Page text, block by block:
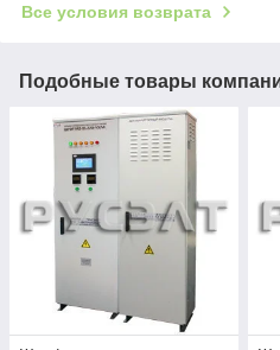
Все условия возврата
Подобные товары